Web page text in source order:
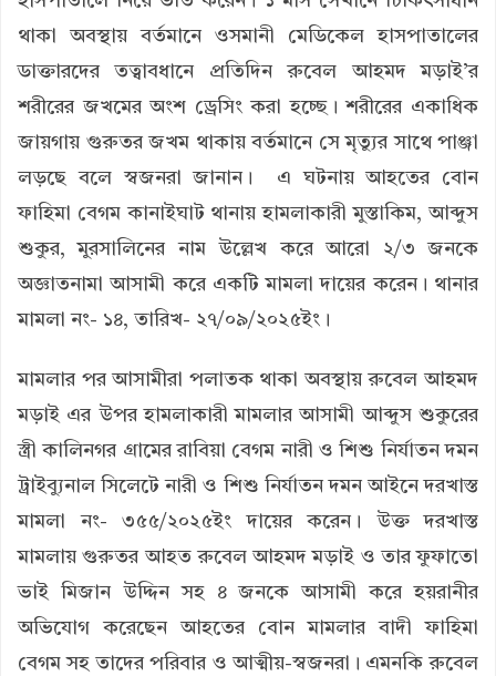
থাকা অবস্থায় বর্তমানে ওসমানী মেডিকেল হাসপাতালের
ডাক্তারদের তত্বাবধানে প্রতিদিন রুবেল আহমদ মড়াই’র
শরীরের জখমের অংশ ড্রেসিং করা হচ্ছে। শরীরের একাধিক
জায়গায় গুরুতর জখম থাকায় বর্তমানে সে মৃত্যুর সাথে পাঞ্জা
লড়ছে বলে স্বজনরা জানান। এ ঘটনায় আহতের বোন
ফাহিমা বেগম কানাইঘাট থানায় হামলাকারী মুস্তাকিম, আব্দুস
শুকুর, মুরসালিনের নাম উল্লেখ করে আরো ২/৩ জনকে
অজ্ঞাতনামা আসামী করে একটি মামলা দায়ের করেন। থানার
মামলা নং- ১৪, তারিখ- ২৭/০৯/২০২৫ইং।
মামলার পর আসামীরা পলাতক থাকা অবস্থায় রুবেল আহমদ
মড়াই এর উপর হামলাকারী মামলার আসামী আব্দুস শুকুরের
স্ত্রী কালিনগর গ্রামের রাবিয়া বেগম নারী ও শিশু নির্যাতন দমন
ট্রাইব্যুনাল সিলেটে নারী ও শিশু নির্যাতন দমন আইনে দরখাস্ত
মামলা নং- ৩৫৫/২০২৫ইং দায়ের করেন। উক্ত দরখাস্ত
মামলায় গুরুতর আহত রুবেল আহমদ মড়াই ও তার ফুফাতো
ভাই মিজান উদ্দিন সহ ৪ জনকে আসামী করে হয়রানীর
অভিযোগ করেছেন আহতের বোন মামলার বাদী ফাহিমা
বেগম সহ তাদের পরিবার ও আত্মীয়-স্বজনরা। এমনকি রুবেল